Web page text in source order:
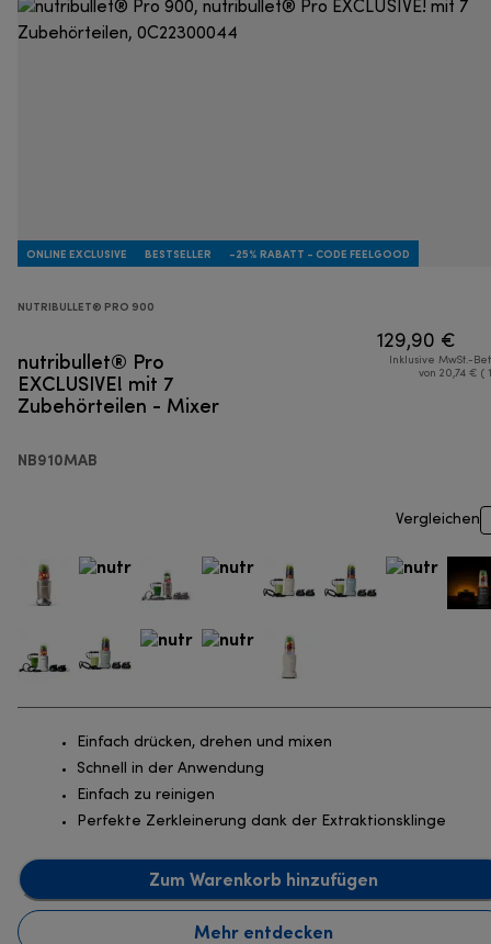
ONLINE EXCLUSIVE BESTSELLER -25% RABATT - CODE FEELGOOD
NUTRIBULLET® PRO 900
nutribullet® Pro
EXCLUSIVE! mit 7
Zubehörteilen - Mixer
NB910MAB
129,90 €
Inklusive MwSt.-
von 20,74 € (
Vergleichen
Einfach drücken, drehen und mixen
Schnell in der Anwendung
Einfach zu reinigen
Perfekte Zerkleinerung dank der Extraktionsklinge
Zum Warenkorb hinzufügen
Mehr entdecken